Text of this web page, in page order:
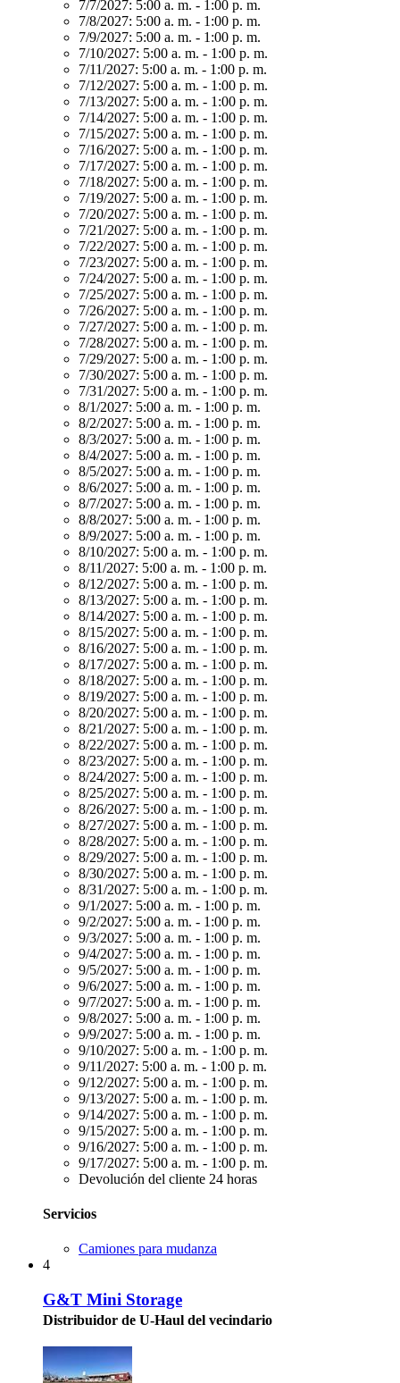
7/7/2027: 5:00 a. m. - 1:00 p. m.
7/8/2027: 5:00 a. m. - 1:00 p. m.
7/9/2027: 5:00 a. m. - 1:00 p. m.
7/10/2027: 5:00 a. m. - 1:00 p. m.
7/11/2027: 5:00 a. m. - 1:00 p. m.
7/12/2027: 5:00 a. m. - 1:00 p. m.
7/13/2027: 5:00 a. m. - 1:00 p. m.
7/14/2027: 5:00 a. m. - 1:00 p. m.
7/15/2027: 5:00 a. m. - 1:00 p. m.
7/16/2027: 5:00 a. m. - 1:00 p. m.
7/17/2027: 5:00 a. m. - 1:00 p. m.
7/18/2027: 5:00 a. m. - 1:00 p. m.
7/19/2027: 5:00 a. m. - 1:00 p. m.
7/20/2027: 5:00 a. m. - 1:00 p. m.
7/21/2027: 5:00 a. m. - 1:00 p. m.
7/22/2027: 5:00 a. m. - 1:00 p. m.
7/23/2027: 5:00 a. m. - 1:00 p. m.
7/24/2027: 5:00 a. m. - 1:00 p. m.
7/25/2027: 5:00 a. m. - 1:00 p. m.
7/26/2027: 5:00 a. m. - 1:00 p. m.
7/27/2027: 5:00 a. m. - 1:00 p. m.
7/28/2027: 5:00 a. m. - 1:00 p. m.
7/29/2027: 5:00 a. m. - 1:00 p. m.
7/30/2027: 5:00 a. m. - 1:00 p. m.
7/31/2027: 5:00 a. m. - 1:00 p. m.
8/1/2027: 5:00 a. m. - 1:00 p. m.
8/2/2027: 5:00 a. m. - 1:00 p. m.
8/3/2027: 5:00 a. m. - 1:00 p. m.
8/4/2027: 5:00 a. m. - 1:00 p. m.
8/5/2027: 5:00 a. m. - 1:00 p. m.
8/6/2027: 5:00 a. m. - 1:00 p. m.
8/7/2027: 5:00 a. m. - 1:00 p. m.
8/8/2027: 5:00 a. m. - 1:00 p. m.
8/9/2027: 5:00 a. m. - 1:00 p. m.
8/10/2027: 5:00 a. m. - 1:00 p. m.
8/11/2027: 5:00 a. m. - 1:00 p. m.
8/12/2027: 5:00 a. m. - 1:00 p. m.
8/13/2027: 5:00 a. m. - 1:00 p. m.
8/14/2027: 5:00 a. m. - 1:00 p. m.
8/15/2027: 5:00 a. m. - 1:00 p. m.
8/16/2027: 5:00 a. m. - 1:00 p. m.
8/17/2027: 5:00 a. m. - 1:00 p. m.
8/18/2027: 5:00 a. m. - 1:00 p. m.
8/19/2027: 5:00 a. m. - 1:00 p. m.
8/20/2027: 5:00 a. m. - 1:00 p. m.
8/21/2027: 5:00 a. m. - 1:00 p. m.
8/22/2027: 5:00 a. m. - 1:00 p. m.
8/23/2027: 5:00 a. m. - 1:00 p. m.
8/24/2027: 5:00 a. m. - 1:00 p. m.
8/25/2027: 5:00 a. m. - 1:00 p. m.
8/26/2027: 5:00 a. m. - 1:00 p. m.
8/27/2027: 5:00 a. m. - 1:00 p. m.
8/28/2027: 5:00 a. m. - 1:00 p. m.
8/29/2027: 5:00 a. m. - 1:00 p. m.
8/30/2027: 5:00 a. m. - 1:00 p. m.
8/31/2027: 5:00 a. m. - 1:00 p. m.
9/1/2027: 5:00 a. m. - 1:00 p. m.
9/2/2027: 5:00 a. m. - 1:00 p. m.
9/3/2027: 5:00 a. m. - 1:00 p. m.
9/4/2027: 5:00 a. m. - 1:00 p. m.
9/5/2027: 5:00 a. m. - 1:00 p. m.
9/6/2027: 5:00 a. m. - 1:00 p. m.
9/7/2027: 5:00 a. m. - 1:00 p. m.
9/8/2027: 5:00 a. m. - 1:00 p. m.
9/9/2027: 5:00 a. m. - 1:00 p. m.
9/10/2027: 5:00 a. m. - 1:00 p. m.
9/11/2027: 5:00 a. m. - 1:00 p. m.
9/12/2027: 5:00 a. m. - 1:00 p. m.
9/13/2027: 5:00 a. m. - 1:00 p. m.
9/14/2027: 5:00 a. m. - 1:00 p. m.
9/15/2027: 5:00 a. m. - 1:00 p. m.
9/16/2027: 5:00 a. m. - 1:00 p. m.
9/17/2027: 5:00 a. m. - 1:00 p. m.
Devolución del cliente 24 horas
Servicios
Camiones para mudanza
4
G&T Mini Storage
Distribuidor de U-Haul del vecindario